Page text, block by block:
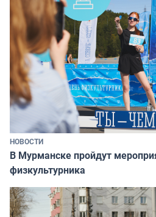
НОВОСТИ
В Мурманске пройдут
физкультурника